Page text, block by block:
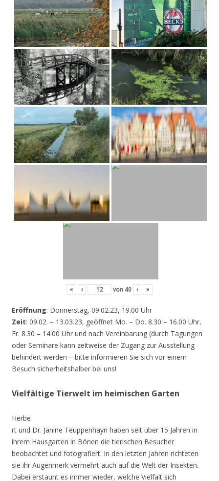
« ‹ von 40 › »
Eröffnung: Donnerstag, 09.02.23, 19.00 Uhr
Zeit: 09.02. – 13.03.23, geöffnet Mo. – Do. 8.30 – 16.00 Uhr,
Fr. 8.30 – 14.00 Uhr und nach Vereinbarung (durch Tagungen
oder Seminare kann zeitweise der Zugang zur Ausstellung
behindert werden – bitte informieren Sie sich vor einem
Besuch sicherheitshalber bei uns!
Vielfältige Tierwelt im heimischen Garten
Herbe
rt und Dr. Janine Teuppenhayn haben seit über 15 Jahren in
ihrem Hausgarten in Bönen die tierischen Besucher
beobachtet und fotografiert. In den letzten Jahren richteten
sie ihr Augenmerk vermehrt auch auf die Welt der Insekten.
Dabei erstaunt es immer wieder, welche Vielfalt sich